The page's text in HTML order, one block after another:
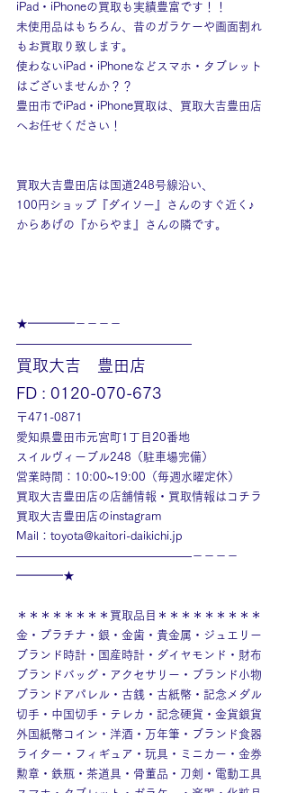
iPad・iPhoneの買取も実績豊富です！！
未使用品はもちろん、昔のガラケーや画面割れ
もお買取り致します。
使わないiPad・iPhoneなどスマホ・タブレット
はございませんか？？
豊田市でiPad・iPhone買取は、買取大吉豊田店
へお任せください！
買取大吉豊田店は国道248号線沿い、
100円ショップ『ダイソー』さんのすぐ近く♪
からあげの『からやま』さんの隣です。
★━━━━－－－－
———————————————
買取大吉　豊田店
FD : 0120-070-673
〒471-0871
愛知県豊田市元宮町1丁目20番地
スイルヴィーブル248（駐車場完備）
営業時間：10:00~19:00（毎週水曜定休）
買取大吉豊田店の店舗情報・買取情報はコチラ
買取大吉豊田店のinstagram
Mail：toyota@kaitori-daikichi.jp
———————————————－－－－
━━━━★
＊＊＊＊＊＊＊＊買取品目＊＊＊＊＊＊＊＊＊
金・プラチナ・銀・金歯・貴金属・ジュエリー
ブランド時計・国産時計・ダイヤモンド・財布
ブランドバッグ・アクセサリー・ブランド小物
ブランドアパレル・古銭・古紙幣・記念メダル
切手・中国切手・テレカ・記念硬貨・金貨銀貨
外国紙幣コイン・洋酒・万年筆・ブランド食器
ライター・フィギュア・玩具・ミニカー・金券
勲章・鉄瓶・茶道具・骨董品・刀剣・電動工具